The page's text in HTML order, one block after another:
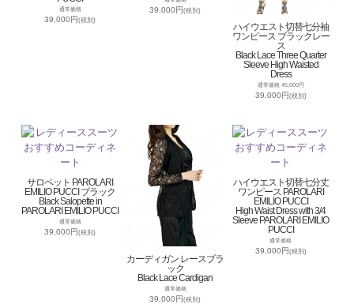
通常価格
39,000円(税別)
39,000円(税別)
ハイウエスト切替七分袖
ワンピース ブラックレー
ス
Black Lace Three Quarter
Sleeve High Waisted
Dress
通常価格 45,000円
39,000円(税別)
サロペット PAROLARI
EMILIO PUCCI ブラック
Black Salopette in
PAROLARI EMILIO PUCCI
通常価格
39,000円(税別)
カーディガン レースブラ
ック
Black Lace Cardigan
通常価格
39,000円(税別)
ハイウエスト切替七分丈
ワンピース PAROLARI
EMILIO PUCCI
High Waist Dress with 3/4
Sleeve PAROLARI EMILIO
PUCCI
通常価格
39,000円(税別)